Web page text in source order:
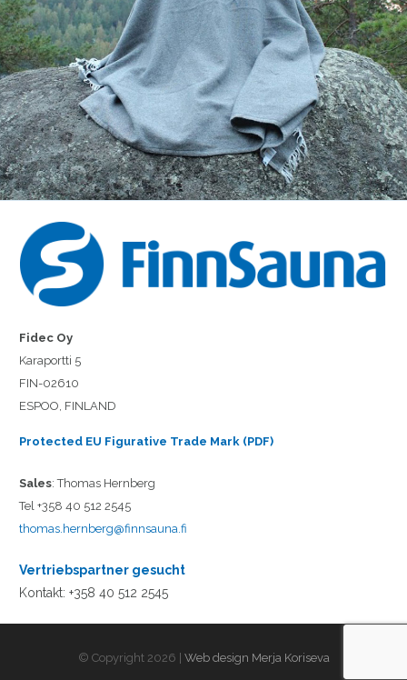
Fidec Oy
Karaportti 5
FIN-02610
ESPOO, FINLAND
Protected EU Figurative Trade Mark (PDF)
Sales: Thomas Hernberg
Tel +358 40 512 2545
thomas.hernberg@finnsauna.fi
Vertriebspartner gesucht
Kontakt: +358 40 512 2545
© Copyright 2026 | Web design Merja Koriseva